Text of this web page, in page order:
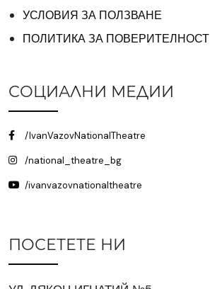
УСЛОВИЯ ЗА ПОЛЗВАНЕ
ПОЛИТИКА ЗА ПОВЕРИТЕЛНОСТ
СОЦИАЛНИ МЕДИИ
/IvanVazovNationalTheatre
/national_theatre_bg
/ivanvazovnationaltheatre
ПОСЕТЕТЕ НИ